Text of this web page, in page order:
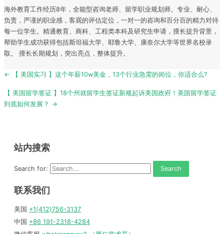
海外教育工作经历8年，全能型咨询老师、留学职业规划师。专业、耐心、
负责，严谨的职业感，客观的评估定位，一对一的咨询和百分百的精力对待
每一位学生。精通教育、商科、工程类本科及研究生申请，擅长提升背景，
帮助学生成功获得包括斯坦福大学、耶鲁大学、康奈尔大学等世界名校录
取。 擅长长期规划，突出亮点，整体提升。
Post
← 【 美国实习 】这个年薪10w美金，13个行业急需的岗位，你适合么?
【 美国留学签证 】18个州就留学生签证新规起诉美国政府！美国留学签证
到底如何发展？ →
站内搜索
Search for:
联系我们
美国 +1(412)756-3137
中国 +86 191-2318-4284